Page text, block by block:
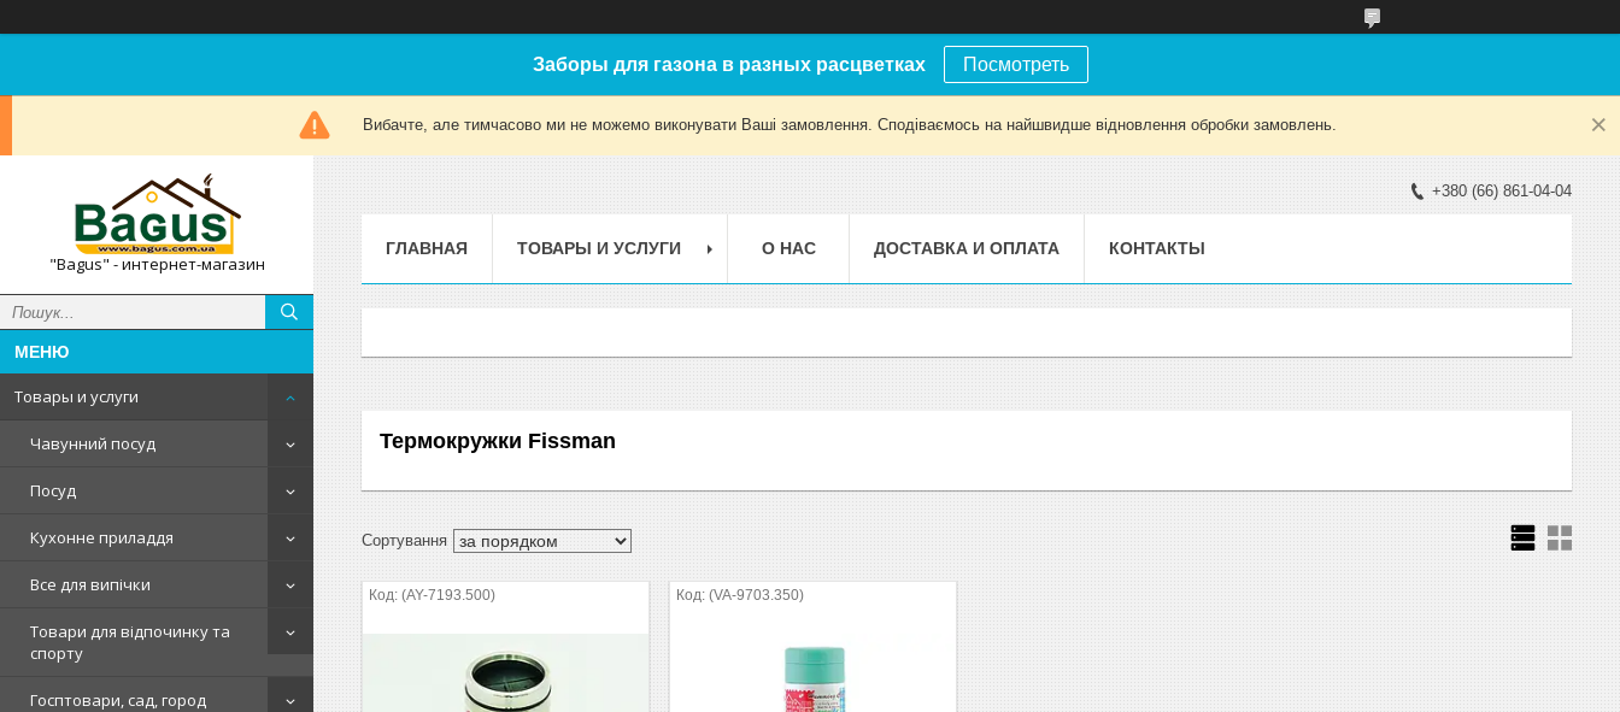
Заборы для газона в разных расцветках Посмотреть
Вибачте, але тимчасово ми не можемо виконувати Ваші замовлення. Сподіваємось на найшвидше відновлення обробки замовлень.
"Bagus" - интернет-магазин
Товары и услуги
Чавунний посуд
Посуд
Кухонне приладдя
Все для випічки
Товари для відпочинку та
спорту
Госптовари, сад, город
+380 (66) 861-04-04
ГЛАВНАЯ ТОВАРЫ И УСЛУГИ О НАС ДОСТАВКА И ОПЛАТА КОНТАКТЫ
Термокружки Fissman
(AY-7193.500) (VA-9703.350)